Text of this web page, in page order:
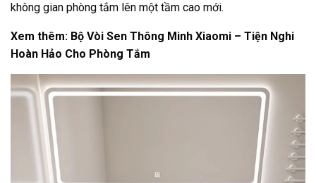
không gian phòng tắm lên một tầm cao mới.
Xem thêm: Bộ Vòi Sen Thông Minh Xiaomi – Tiện Nghi
Hoàn Hảo Cho Phòng Tắm